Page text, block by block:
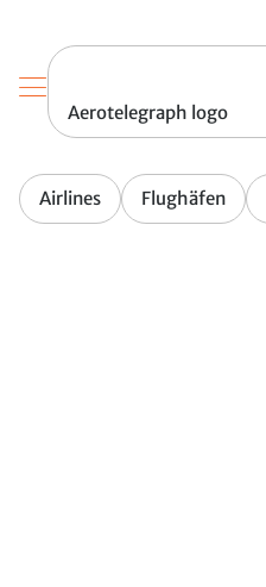
Aerotelegraph logo
Airlines Flughäfen